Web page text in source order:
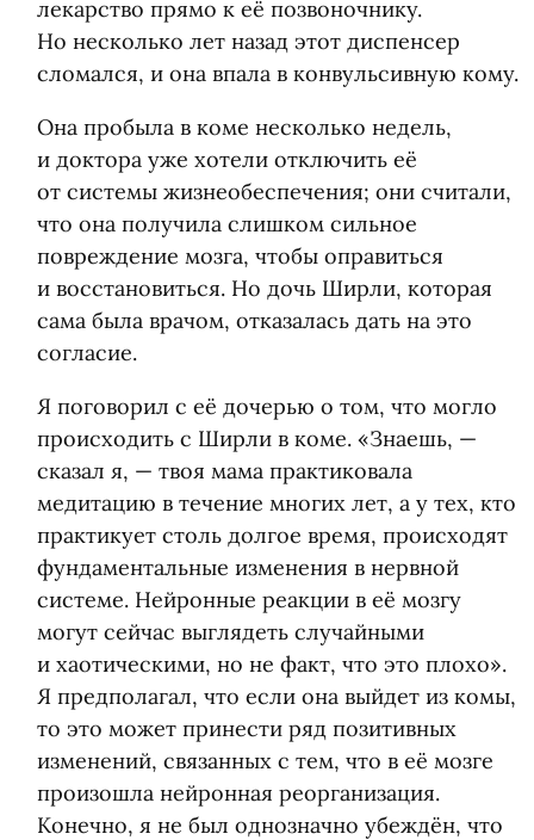
лекарство прямо к её позвоночнику.
Но несколько лет назад этот диспенсер
сломался, и она впала в конвульсивную кому.
Она пробыла в коме несколько недель,
и доктора уже хотели отключить её
от системы жизнеобеспечения; они считали,
что она получила слишком сильное
повреждение мозга, чтобы оправиться
и восстановиться. Но дочь Ширли, которая
сама была врачом, отказалась дать на это
согласие.
Я поговорил с её дочерью о том, что могло
происходить с Ширли в коме. «Знаешь, —
сказал я, — твоя мама практиковала
медитацию в течение многих лет, а у тех, кто
практикует столь долгое время, происходят
фундаментальные изменения в нервной
системе. Нейронные реакции в её мозгу
могут сейчас выглядеть случайными
и хаотическими, но не факт, что это плохо».
Я предполагал, что если она выйдет из комы,
то это может принести ряд позитивных
изменений, связанных с тем, что в её мозге
произошла нейронная реорганизация.
Конечно, я не был однозначно убеждён, что